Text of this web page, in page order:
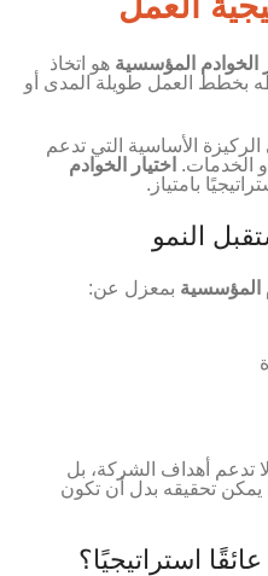
الخوادم المؤسسية هو اتخاذ
بخطط العمل طويلة المدى أو
الأساسية التي تدعم
الخدمات. اختيار الخوادم
بامتياز.
المؤسسية بمعزل عن:
لا تدعم أهداف الشركة، بل
يمكن تحقيقه بدل أن تكون
استراتيجيًا؟